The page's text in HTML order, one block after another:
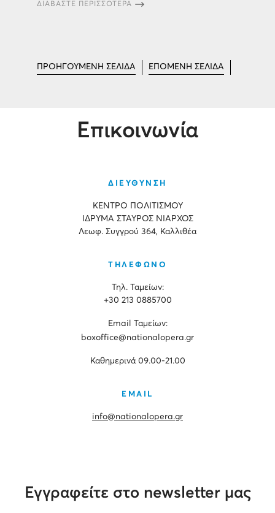
ΔΙΑΒΑΣΤΕ ΠΕΡΙΣΣΟΤΕΡΑ
ΠΡΟΗΓΟΥΜΕΝΗ ΣΕΛΙΔΑ ΕΠΟΜΕΝΗ ΣΕΛΙΔΑ
Επικοινωνία
ΔΙΕΥΘΥΝΣΗ
ΚΕΝΤΡΟ ΠΟΛΙΤΙΣΜΟΥ
ΙΔΡΥΜΑ ΣΤΑΥΡΟΣ ΝΙΑΡΧΟΣ
Λεωφ. Συγγρού 364, Καλλιθέα
ΤΗΛΕΦΩΝΟ
Τηλ. Ταμείων:
+30 213 0885700
Εmail Ταμείων:
boxoffice@nationalopera.gr
Καθημερινά 09.00-21.00
EMAIL
info@nationalopera.gr
Εγγραφείτε στο newsletter μας